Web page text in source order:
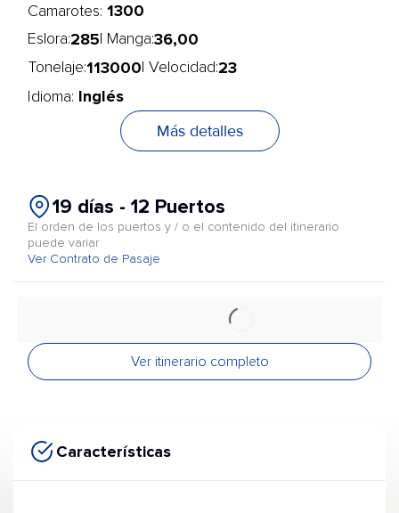
Camarotes: 1300
Eslora:285 | Manga:36,00
Tonelaje:113000 | Velocidad:23
Idioma: Inglés
Más detalles
19 días - 12 Puertos
El orden de los puertos y / o el contenido del itinerario
puede variar
Ver Contrato de Pasaje
Ver itinerario completo
Características